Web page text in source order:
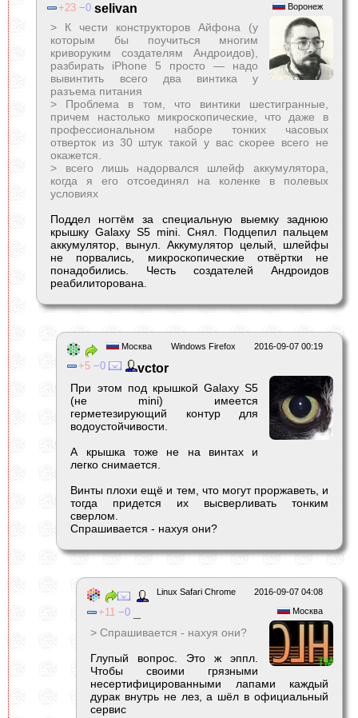
Воронеж
23 0 selivan
> К чести конструкторов Айфона (у
которым бы поучиться многим
криворуким создателям Андроидов),
разбирать iPhone 5 просто — надо
вывинтить всего два винтика у
разъема питания
> Проблема в том, что винтики шестигранные,
причем настолько микроскопические, что даже в
профессиональном наборе тонких часовых
отверток из 30 штук такой у вас скорее всего не
окажется.
> всего лишь надорвался шлейф аккумулятора,
когда я его отсоединял на коленке в полевых
условиях
Поддел ногтём за специальную выемку заднюю
крышку Galaxy S5 mini. Снял. Подцепил пальцем
аккумулятор, вынул. Аккумулятор целый, шлейфы
не порвались, микроскопические отвёртки не
понадобились. Честь создателей Андроидов
реабилиторована.
2016-09-07 00:19
Windows Firefox
Москва
5 0 vctor
При этом под крышкой Galaxy S5
(не mini) имеется
герметезирующий контур для
водоустойчивости.
А крышка тоже не на винтах и
легко снимается.
Винты плохи ещё и тем, что могут проржаветь, и
тогда придется их высверливать тонким
сверлом.
Спрашивается - нахуя они?
2016-09-07 04:08
Linux Safari Chrome
Москва
11 0
> Спрашивается - нахуя они?
Глупый вопрос. Это ж эппл.
Чтобы своими грязными
несертифицированными лапами каждый
дурак внутрь не лез, а шёл в официальный
сервис